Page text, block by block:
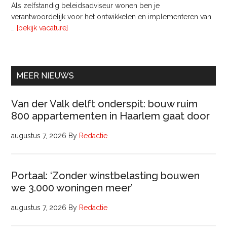
Als zelfstandig beleidsadviseur wonen ben je
verantwoordelijk voor het ontwikkelen en implementeren van
[bekijk vacature]
uur)
MEER NIEUWS
Van der Valk delft onderspit: bouw ruim
800 appartementen in Haarlem gaat door
augustus 7, 2026 By Redactie
Portaal: ‘Zonder winstbelasting bouwen
we 3.000 woningen meer’
augustus 7, 2026 By Redactie